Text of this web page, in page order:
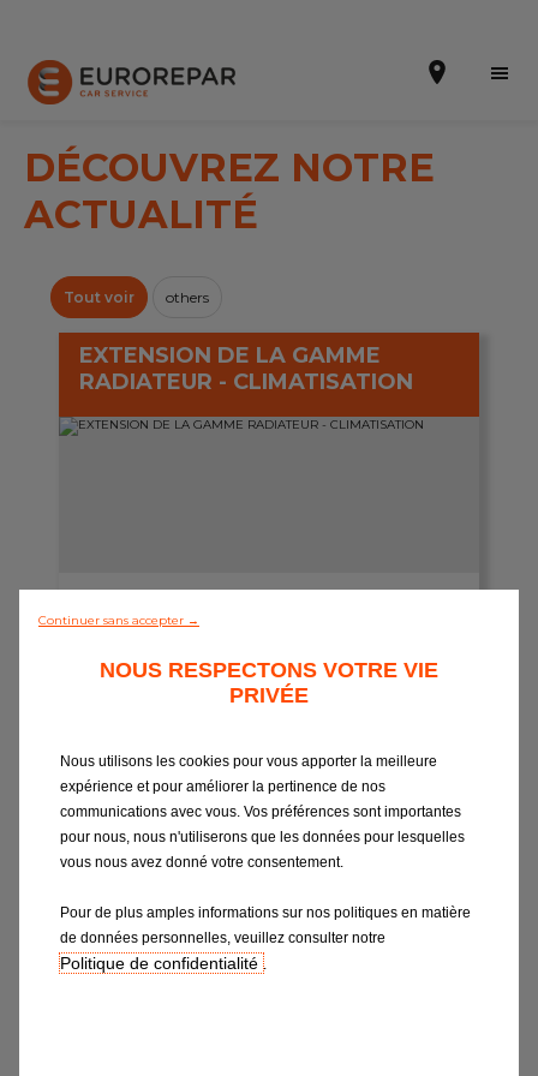
Notre enseigne
Nos promotions
Intégrer le réseau
DÉCOUVREZ NOTRE
ACTUALITÉ
Tout voir others
EXTENSION DE LA GAMME
RADIATEUR - CLIMATISATION
NOUVELLE GAMME EUROREPAR –
Qualité et longévité : Protection
renforcée contre la corrosion.
POST RECRUTEMENT
Continuer sans accepter →
NOUS RESPECTONS VOTRE VIE
PRIVÉE
Nous utilisons les cookies pour vous apporter la meilleure
expérience et pour améliorer la pertinence de nos
communications avec vous. Vos préférences sont importantes
pour nous, nous n'utiliserons que les données pour lesquelles
vous nous avez donné votre consentement.
Pour de plus amples informations sur nos politiques en matière
de données personnelles, veuillez consulter notre
Politique de confidentialité .